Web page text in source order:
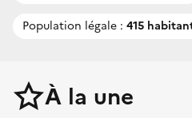
Population légale : 415
À la une